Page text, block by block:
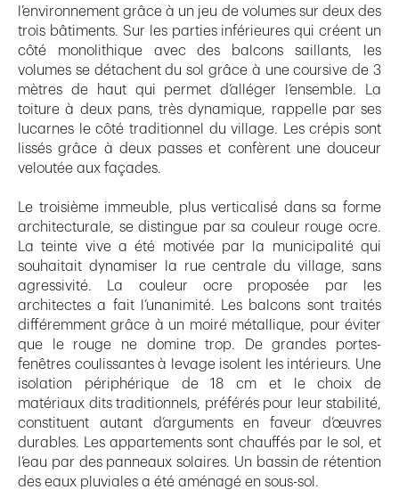
l’environnement grâce à un jeu de volumes sur deux des
trois bâtiments. Sur les parties inférieures qui créent un
côté monolithique avec des balcons saillants, les
volumes se détachent du sol grâce à une coursive de 3
mètres de haut qui permet d’alléger l’ensemble. La
toiture à deux pans, très dynamique, rappelle par ses
lucarnes le côté traditionnel du village. Les crépis sont
lissés grâce à deux passes et confèrent une douceur
veloutée aux façades.
Le troisième immeuble, plus verticalisé dans sa forme
architecturale, se distingue par sa couleur rouge ocre.
La teinte vive a été motivée par la municipalité qui
souhaitait dynamiser la rue centrale du village, sans
agressivité. La couleur ocre proposée par les
architectes a fait l’unanimité. Les balcons sont traités
différemment grâce à un moiré métallique, pour éviter
que le rouge ne domine trop. De grandes portes-
fenêtres coulissantes à levage isolent les intérieurs. Une
isolation périphérique de 18 cm et le choix de
matériaux dits traditionnels, préférés pour leur stabilité,
constituent autant d’arguments en faveur d’œuvres
durables. Les appartements sont chauffés par le sol, et
l’eau par des panneaux solaires. Un bassin de rétention
des eaux pluviales a été aménagé en sous-sol.